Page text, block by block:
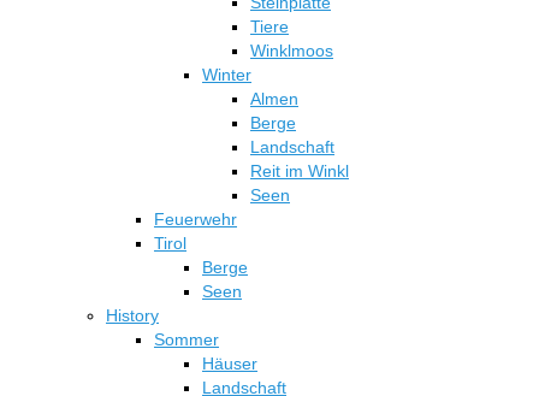
Tiere
Winklmoos
Winter
Almen
Berge
Landschaft
Reit im Winkl
Seen
Feuerwehr
Tirol
Berge
Seen
History
Sommer
Häuser
Landschaft